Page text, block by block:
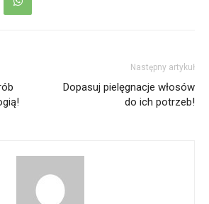
Następny artykuł
Dopasuj pielęgnacje włosów
do ich potrzeb!